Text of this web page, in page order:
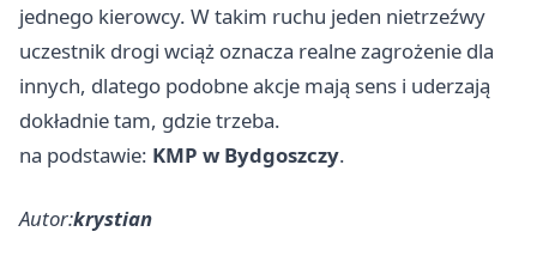
jednego kierowcy. W takim ruchu jeden nietrzeźwy
uczestnik drogi wciąż oznacza realne zagrożenie dla
innych, dlatego podobne akcje mają sens i uderzają
dokładnie tam, gdzie trzeba.
na podstawie: KMP w Bydgoszczy.
Autor:krystian